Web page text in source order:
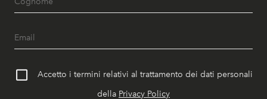
Accetto i termini relativi al trattamento dei dati personali
della Privacy Policy